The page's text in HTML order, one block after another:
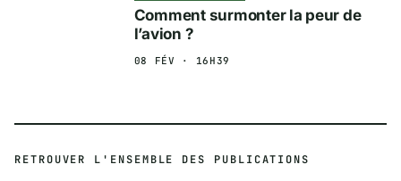
Comment surmonter la peur de
l’avion ?
08 FÉV · 16H39
RETROUVER L'ENSEMBLE DES PUBLICATIONS